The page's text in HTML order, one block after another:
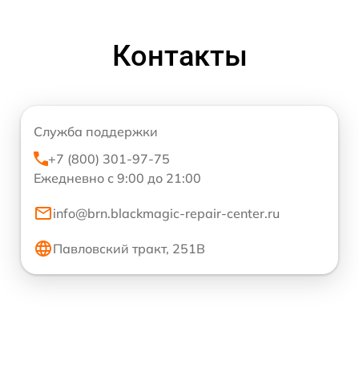
Контакты
Служба поддержки
+7 (800) 301-97-75
Ежедневно с 9:00 до 21:00
info@brn.blackmagic-repair-center.ru
Павловский тракт, 251В